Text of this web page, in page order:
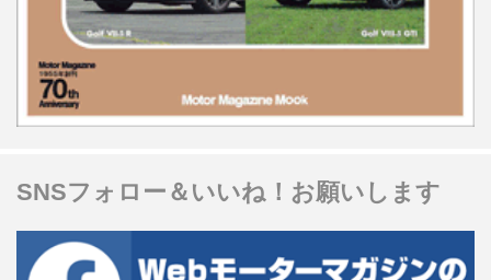
SNSフォロー＆いいね！お願いします